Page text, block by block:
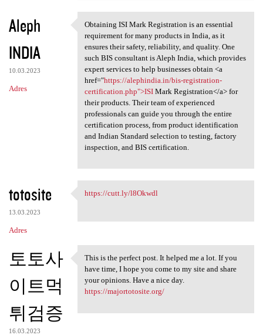
Aleph
INDIA
10.03.2023
Adres
Obtaining ISI Mark
Obtaining ISI Mark Registration is an essential
requirement for many products in India, as it
ensures their safety, reliability, and quality. One
such BIS consultant is Aleph India, which provides
expert services to help businesses obtain <a
href="https://alephindia.in/bis-registration-
certification.php">ISIMark Registration</a> for
their products. Their team of experienced
professionals can guide you through the entire
certification process, from product identification
and Indian Standard selection to testing, factory
inspection, and BIS certification.
totosite
13.03.2023
Adres
https://cutt.ly/l8Okwdl
https://cutt.ly/l8Okwdl
토토사
이트먹
튀검증
16.03.2023
This is the perfect post. It
This is the perfect post. It helped me a lot. If you
have time, I hope you come to my site and share
your opinions. Have a nice day.
https://majortotosite.org/